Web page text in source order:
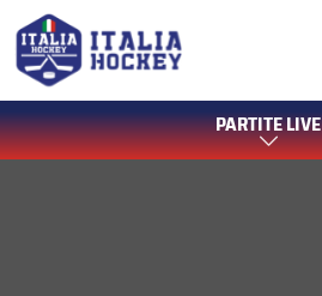
PARTITE LIVE